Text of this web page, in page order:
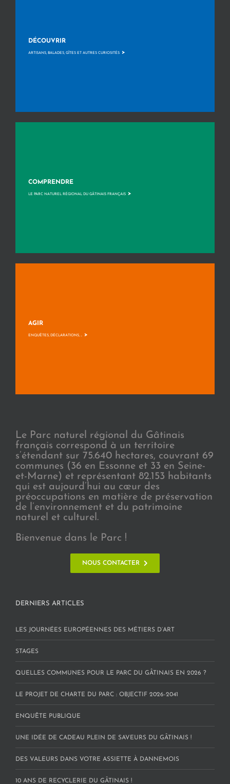
DÉCOUVRIR
ARTISANS, BALADES, GÎTES ET AUTRES CURIOSITÉS >
COMPRENDRE
LE PARC NATUREL RÉGIONAL DU GÂTINAIS FRANÇAIS >
AGIR
ENQUÊTES, DÉCLARATIONS, ... >
Le Parc naturel régional du Gâtinais
français correspond à un territoire
s’étendant sur 75.640 hectares, couvrant 69
communes (36 en Essonne et 33 en Seine-
et-Marne) et représentant 82.153 habitants
qui est aujourd’hui au cœur des
préoccupations en matière de préservation
de l’environnement et du patrimoine
naturel et culturel.
Bienvenue dans le Parc !
NOUS CONTACTER
DERNIERS ARTICLES
LES JOURNÉES EUROPÉENNES DES MÉTIERS D’ART
STAGES
QUELLES COMMUNES POUR LE PARC DU GÂTINAIS EN 2026 ?
LE PROJET DE CHARTE DU PARC : OBJECTIF 2026-2041
ENQUÊTE PUBLIQUE
UNE IDÉE DE CADEAU PLEIN DE SAVEURS DU GÂTINAIS !
DES VALEURS DANS VOTRE ASSIETTE À DANNEMOIS
10 ANS DE RECYCLERIE DU GÂTINAIS !